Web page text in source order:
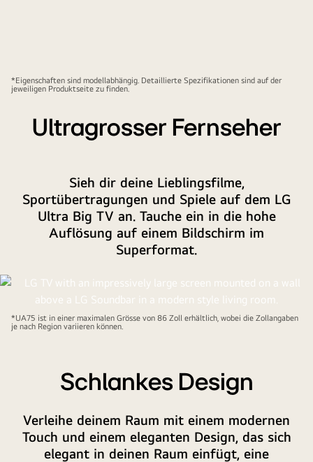
*Eigenschaften sind modellabhängig. Detaillierte Spezifikationen sind auf der
jeweiligen Produktseite zu finden.
Ultragrosser Fernseher
Sieh dir deine Lieblingsfilme,
Sportübertragungen und Spiele auf dem LG
Ultra Big TV an. Tauche ein in die hohe
Auflösung auf einem Bildschirm im
Superformat.
*UA75 ist in einer maximalen Grösse von 86 Zoll erhältlich, wobei die Zollangaben
je nach Region variieren können.
Schlankes Design
Verleihe deinem Raum mit einem modernen
Touch und einem eleganten Design, das sich
elegant in deinen Raum einfügt, eine